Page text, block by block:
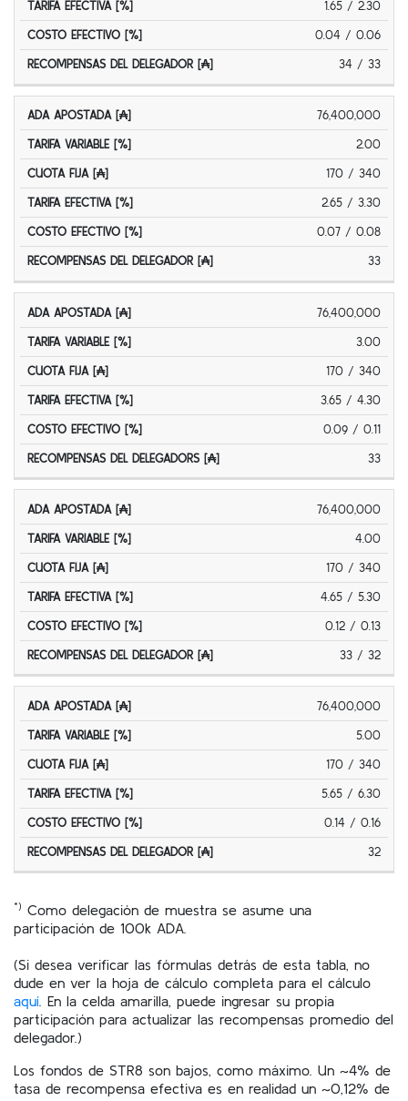
1.65 / 2.30
0.04 / 0.06
34 / 33
76,400,000
2.00
170 / 340
2.65 / 3.30
0.07 / 0.08
33
76,400,000
3.00
170 / 340
3.65 / 4.30
0.09 / 0.11
33
76,400,000
4.00
170 / 340
4.65 / 5.30
0.12 / 0.13
33 / 32
76,400,000
5.00
170 / 340
5.65 / 6.30
0.14 / 0.16
32
*) Como delegación de muestra se asume una
participación de 100k ADA.
(Si desea verificar las fórmulas detrás de esta tabla, no
dude en ver la hoja de cálculo completa para el cálculo
aquí . En la celda amarilla, puede ingresar su propia
participación para actualizar las recompensas promedio del
delegador.)
Los fondos de STR8 son bajos, como máximo. Un ~4% de
tasa de recompensa efectiva es en realidad un ~0,12% de